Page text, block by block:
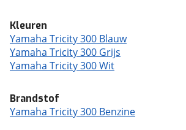
Kleuren
Yamaha Tricity 300 Blauw
Yamaha Tricity 300 Grijs
Yamaha Tricity 300 Wit
Brandstof
Yamaha Tricity 300 Benzine